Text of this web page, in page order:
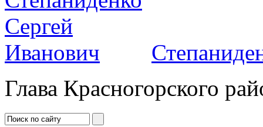
Глава Красногорского